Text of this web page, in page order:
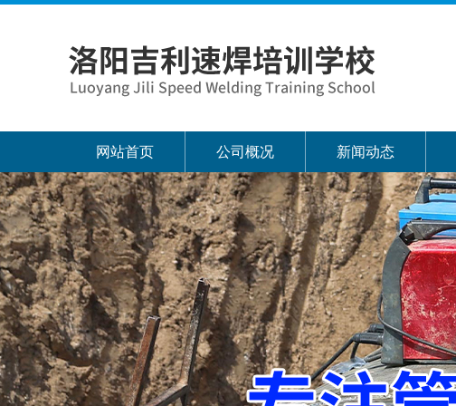
网站首页 公司概况 新闻动态